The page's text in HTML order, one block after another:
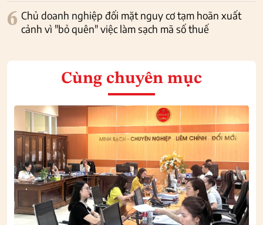
6 Chủ doanh nghiệp đối mặt nguy cơ tạm hoãn xuất
cảnh vì "bỏ quên" việc làm sạch mã số thuế
Cùng chuyên mục